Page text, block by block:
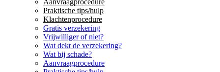
Aanvraagprocedure
Praktische tips/hulp
Klachtenprocedure
Gratis verzekering
Vrijwilliger of niet?
Wat dekt de verzekering?
Wat bij schade?
Aanvraagprocedure